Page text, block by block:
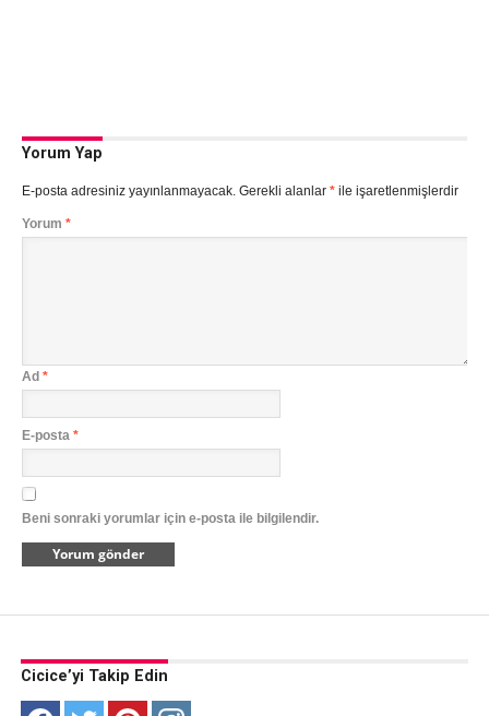
Yorum Yap
E-posta adresiniz yayınlanmayacak. Gerekli alanlar *ile işaretlenmişlerdir
Yorum *
Ad *
E-posta *
Beni sonraki yorumlar için e-posta ile bilgilendir.
Cicice’yi Takip Edin